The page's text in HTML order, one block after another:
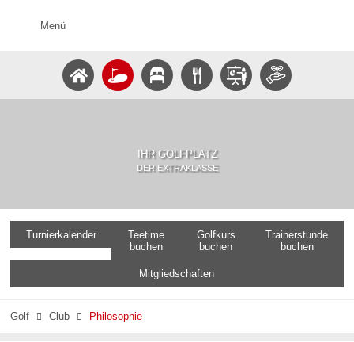
Menü
IHR GOLFPLATZ
DER EXTRAKLASSE
Turnierkalender
Teetime
buchen
Golfkurs
buchen
Trainerstunde
buchen
Mitgliedschaften
Golf  Club  Philosophie